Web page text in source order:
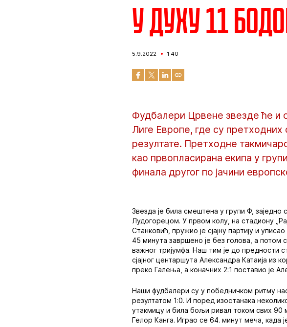
У духу 11
5.9.2022 1:40
Фудбалери Црвене звезде ће и
Лиге Европе, где су претходних
резултате. Претходне
као првопласирана екипа у
финала другог по јачини
Звезда је била смештена у групи Ф,
Лудогорецом. У првом колу, на стадиону
Станковић, пружио је сјајну партију и
45 минута завршено је без голова, а
важног тријумфа. Наш тим је до предности
сјајног центаршута Александра Катаија из
преко Галења, а коначних 2:1 поставио је
Наши фудбалери су у победничком ритму
резултатом 1:0. И поред изостанака
утакмицу и била бољи ривал током свих 90
Гелор Канга. Играо се 64. минут меча, када